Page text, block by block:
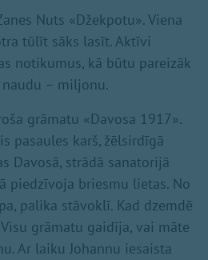
Nuts «Džekpotu». Viena
tūlīt sāks lasīt. Aktīvi
notikumus, kā būtu pareizāk
– miljonu.
grāmatu «Davosa 1917».
pasaules karš, žēlsirdīgā
Davosā, strādā sanatorijā
piedzīvoja briesmu lietas. No
palika stāvoklī. Kad dzemdē
grāmatu gaidīja, vai māte
Ar laiku Johannu iesaista